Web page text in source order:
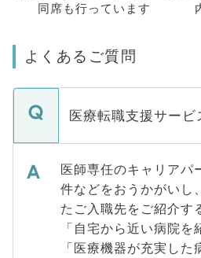
同席も行っています
よくあるご質問
医療転職支援サービ
医師専任のキャリアパ
件などをおうかがいし
たご入職先をご紹介す
「自宅から近い病院を
「医療機器が充実した